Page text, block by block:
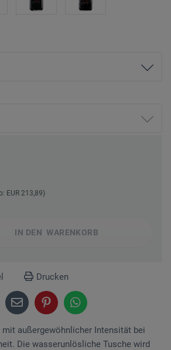
EUR 213,89)
IN DEN WARENKORB
Drucken
außergewöhnlicher Intensität bei
Die wasserunlösliche Tusche wird